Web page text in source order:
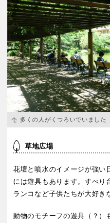
多くの人がくつろいでいました
草地広場
花壇と噴水のイメージが強い
には遊具もあります。すべり
ランコなど子供たちが大好き
動物のモチーフの遊具（？）